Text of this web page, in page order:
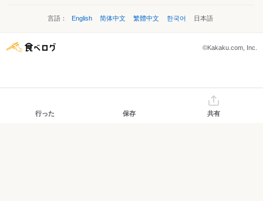
言語： English 简体中文 繁體中文 한국어 日本語
©Kakaku.com, Inc.
行った 保存 共有